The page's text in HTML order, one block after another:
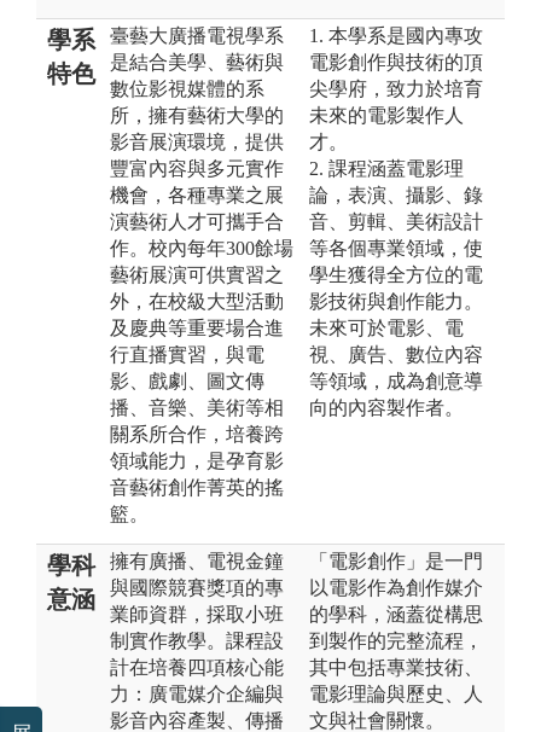
學系
特色
臺藝大廣播電視學系
是結合美學、藝術與
數位影視媒體的系
所，擁有藝術大學的
影音展演環境，提供
豐富內容與多元實作
機會，各種專業之展
演藝術人才可攜手合
作。校內每年300餘場
藝術展演可供實習之
外，在校級大型活動
及慶典等重要場合進
行直播實習，與電
影、戲劇、圖文傳
播、音樂、美術等相
關系所合作，培養跨
領域能力，是孕育影
音藝術創作菁英的搖
籃。
1. 本學系是國內專攻
電影創作與技術的頂
尖學府，致力於培育
未來的電影製作人
才。
2. 課程涵蓋電影理
論，表演、攝影、錄
音、剪輯、美術設計
等各個專業領域，使
學生獲得全方位的電
影技術與創作能力。
未來可於電影、電
視、廣告、數位內容
等領域，成為創意導
向的內容製作者。
學科
意涵
擁有廣播、電視金鐘
與國際競賽獎項的專
業師資群，採取小班
制實作教學。課程設
計在培養四項核心能
力：廣電媒介企編與
影音內容產製、傳播
「電影創作」是一門
以電影作為創作媒介
的學科，涵蓋從構思
到製作的完整流程，
其中包括專業技術、
電影理論與歷史、人
文與社會關懷。